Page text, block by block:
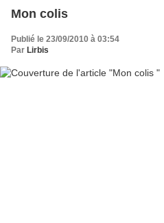
Mon colis
Publié le 23/09/2010 à 03:54
Par Lirbis